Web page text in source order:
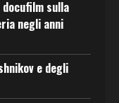
sulla
negli anni
e degli